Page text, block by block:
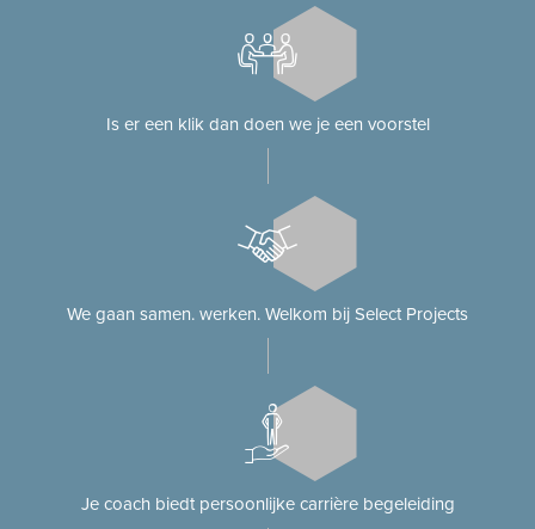
Is er een klik dan doen we je een voorstel
We gaan samen. werken. Welkom bij Select Projects
Je coach biedt persoonlijke carrière begeleiding